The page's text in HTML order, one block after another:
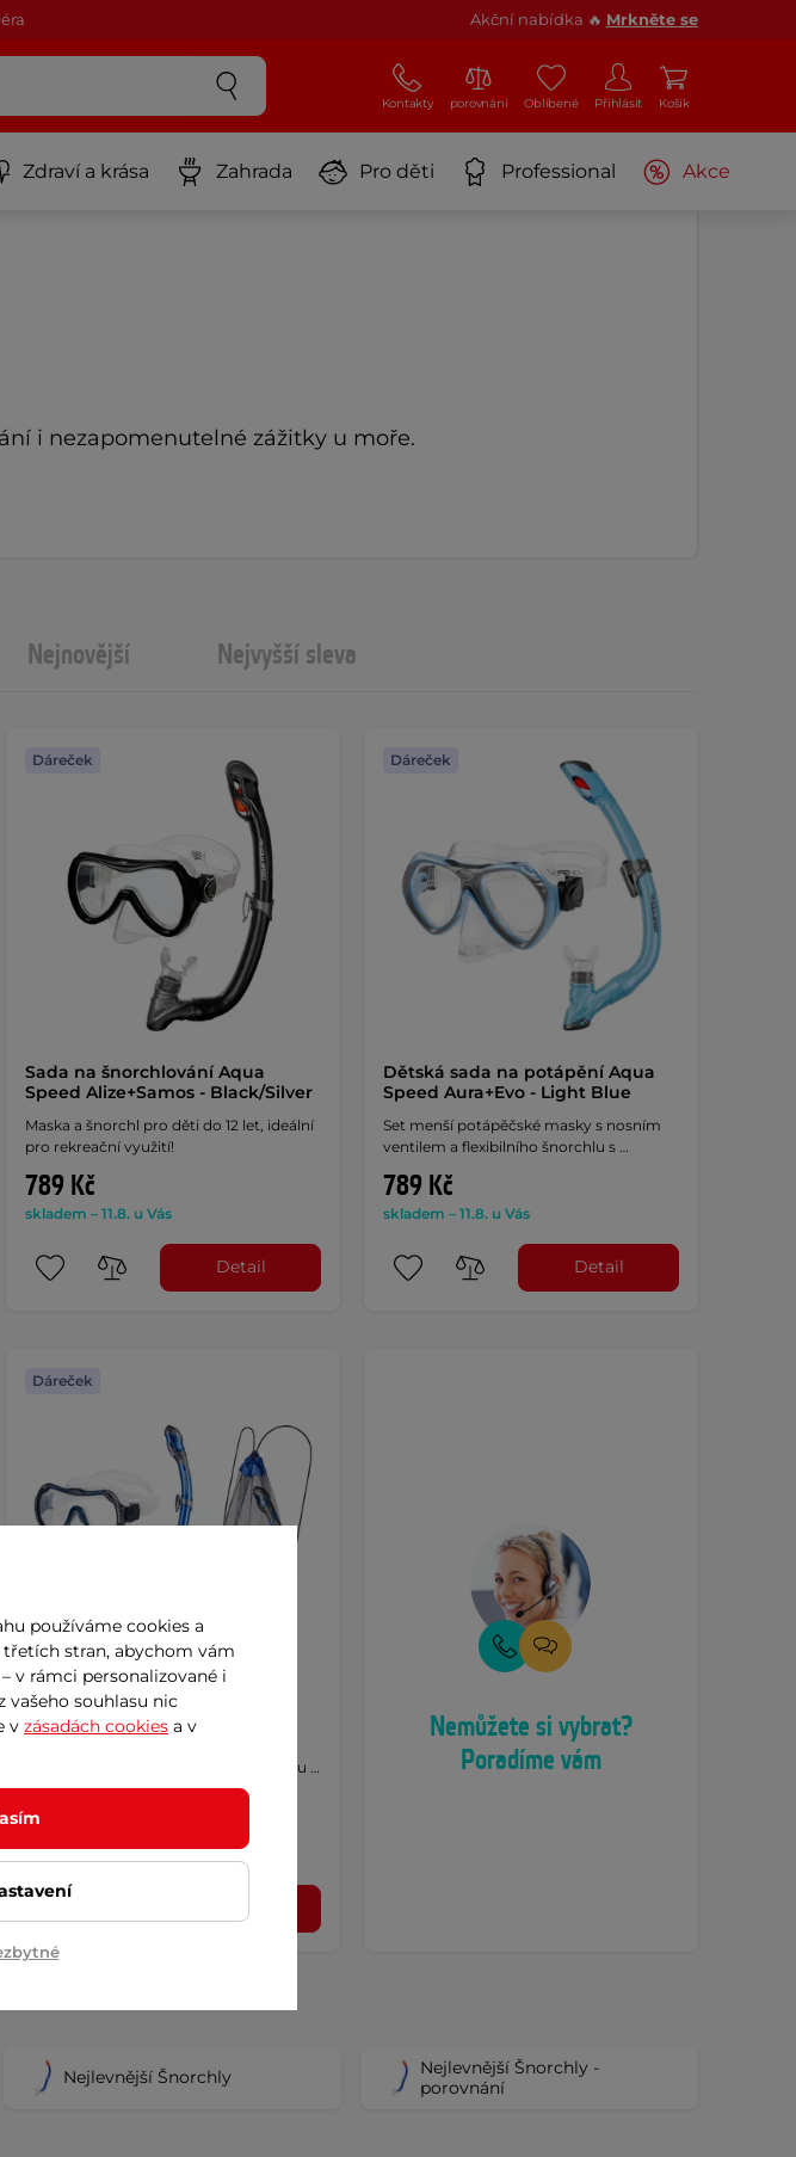
Akční nabídka 🔥 Mrkněte se
Kontakty porovnání Oblíbené Přihlásit Košík
Zdraví a krása Zahrada Pro děti Professional Akce
i nezapomenutelné zážitky u moře.
Nejnovější Nejvyšší sleva
Dáreček
Sada na šnorchlování Aqua
Speed Alize+Samos - Black/Silver
Maska a šnorchl pro děti do 12 let, ideální
pro rekreační využití!
789 Kč
skladem – 11.8. u Vás
Detail
Dáreček
Dětská sada na potápění Aqua
Speed Aura+Evo - Light Blue
Set menší potápěčské masky s nosním
ventilem a flexibilního šnorchlu s …
789 Kč
skladem – 11.8. u Vás
Detail
Dáreček
Sada na potápění Aqua Speed
Java+Elba - Blue
dospělé i juniory! Obsahuje jednodílnou …
899 Kč
skladem – 11.8. u Vás
Nemůžete si vybrat?
Poradíme vám
Nejlevnější Šnorchly
Nejlevnější Šnorchly -
porovnání
používáme cookies a
stran, abychom vám
v rámci personalizované i
vašeho souhlasu nic
v zásadách cookies a v